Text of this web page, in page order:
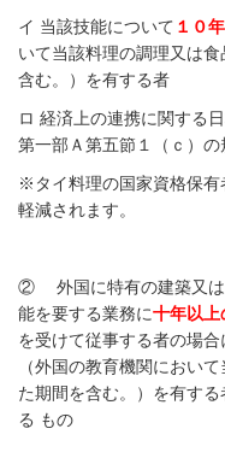
イ 当該技能について １０
いて当該料理の調理又は
含む。）を有する者
ロ 経済上の連携に関する
第一部Ａ第五節１（ｃ）
※タイ料理の国家資格保
軽減されます。
② 外国に特有の建築又は
能を要する業務に十年以上
を受けて従事する者の場
（外国の教育機関におい
た期間を含む。）を有す
る もの